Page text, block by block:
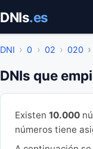
DNIs.es
DNI 0 02 020
DNIs que
Existen 10.000
números tiene